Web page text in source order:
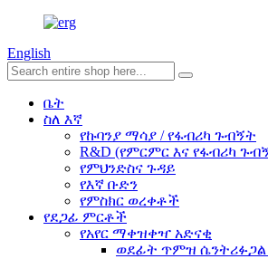
English
ቤት
ስለ እኛ
የኩባንያ ማሳያ / የፋብሪካ ጉብኝት
R&D (የምርምር እና የፋብሪካ
የምህንድስና ጉዳይ
የእኛ ቡድን
የምስክር ወረቀቶች
የደጋፊ ምርቶች
የአየር ማቀዝቀዣ አድናቂ
ወደፊት ጥምዝ ሴንትሪፉጋል